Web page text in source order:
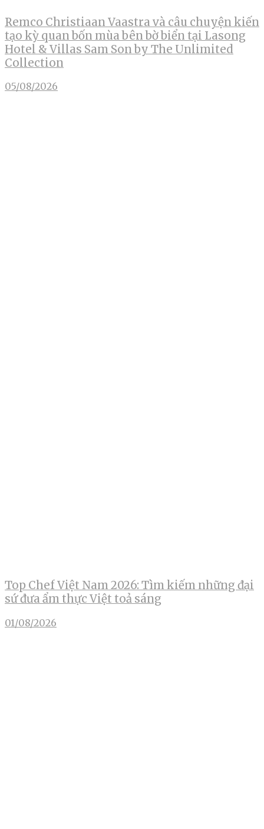
Remco Christiaan Vaastra và câu chuyện kiến
tạo kỳ quan bốn mùa bên bờ biển tại Lasong
Hotel & Villas Sam Son by The Unlimited
Collection
05/08/2026
Top Chef Việt Nam 2026: Tìm kiếm những đại
sứ đưa ẩm thực Việt toả sáng
01/08/2026